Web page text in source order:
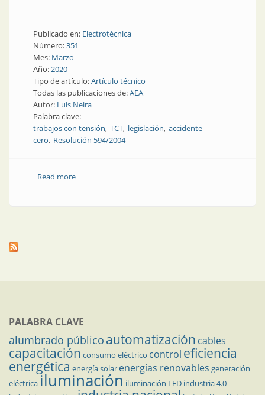
Publicado en: Electrotécnica
Número:351
Mes: Marzo
Año:2020
Tipo de artículo:Artículo técnico
Todas las publicaciones de:AEA
Autor: Luis Neira
Palabra clave:
trabajos con tensión TCT legislación accidente
cero Resolución 594/2004
Read moreabout Trabajos con tensión en media tensión,
PALABRA CLAVE
alumbrado público automatización cables
capacitación consumo eléctrico control eficiencia
energética energía solar energías renovables generación
eléctricailuminación iluminación LED industria 4.0